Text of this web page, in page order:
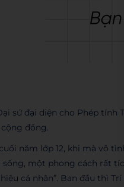
sứ đại diện cho Phép
đồng.
năm lớp 12, khi mà vô
một phong cách rất
cá nhân”. Ban đầu thì